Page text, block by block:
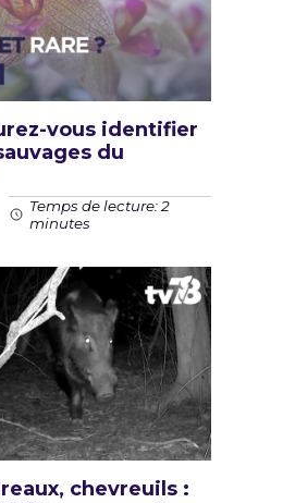
vous identifier
du
Temps de lecture: 2
minutes
chevreuils :